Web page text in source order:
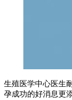
生殖医学中心医生
孕成功的好消息更